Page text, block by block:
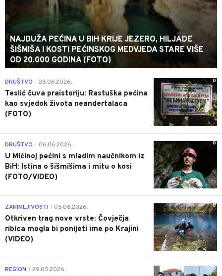
NAJDUŽA PEĆINA U BIH KRIJE JEZERO, HILJADE
ŠIŠMIŠA I KOSTI PEĆINSKOG MEDVJEDA STARE VIŠE
OD 20.000 GODINA (FOTO)
0
DRUŠTVO 28.06.2026.
Teslić čuva praistoriju: Rastuška pećina
kao svjedok života neandertalaca
(FOTO)
0
DRUŠTVO 06.06.2026.
U Mićinoj pećini s mladim naučnikom iz
BiH: Istina o šišmišima i mitu o kosi
(FOTO/VIDEO)
0
ZANIMLJIVOSTI 05.06.2026.
Otkriven trag nove vrste: Čovječja
ribica mogla bi ponijeti ime po Krajini
(VIDEO)
0
REGION 29.05.2026.